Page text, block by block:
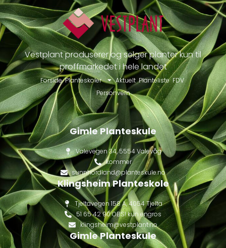
Vestplant produserer og selger planter kun til
proffmarkedet i hele landet
Forside Planteskoler Aktuelt Planteliste FDV
Personvern
Gimle Planteskule
Valevegen 34, 5554 Valevåg
kommer
sunnhordland@planteskule.no
Klingsheim Planteskole
Tjeltavegen 158 A, 4054 Tjelta
51 65 42 90 OBS! kun engros
klingsheim@vestplant.no
Gimle Planteskule